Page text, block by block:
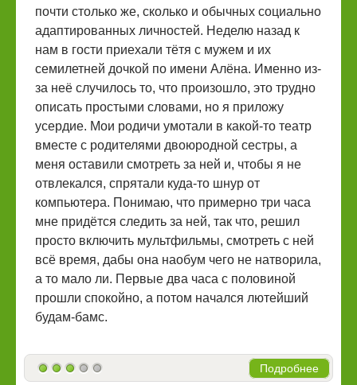
почти столько же, сколько и обычных социально
адаптированных личностей. Неделю назад к
нам в гости приехали тётя с мужем и их
семилетней дочкой по имени Алёна. Именно из-
за неё случилось то, что произошло, это трудно
описать простыми словами, но я приложу
усердие. Мои родичи умотали в какой-то театр
вместе с родителями двоюродной сестры, а
меня оставили смотреть за ней и, чтобы я не
отвлекался, спрятали куда-то шнур от
компьютера. Понимаю, что примерно три часа
мне придётся следить за ней, так что, решил
просто включить мультфильмы, смотреть с ней
всё время, дабы она наобум чего не натворила,
а то мало ли. Первые два часа с половиной
прошли спокойно, а потом начался лютейший
будам-бамс.
Подробнее